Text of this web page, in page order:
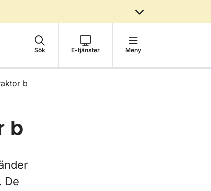
Sök E-tjänster Meny
b
b
De